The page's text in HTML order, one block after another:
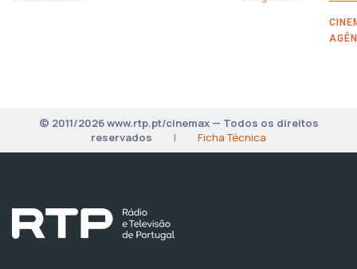
© 2011/2026 www.rtp.pt/cinemax — Todos os direitos
reservados
| Ficha Técnica